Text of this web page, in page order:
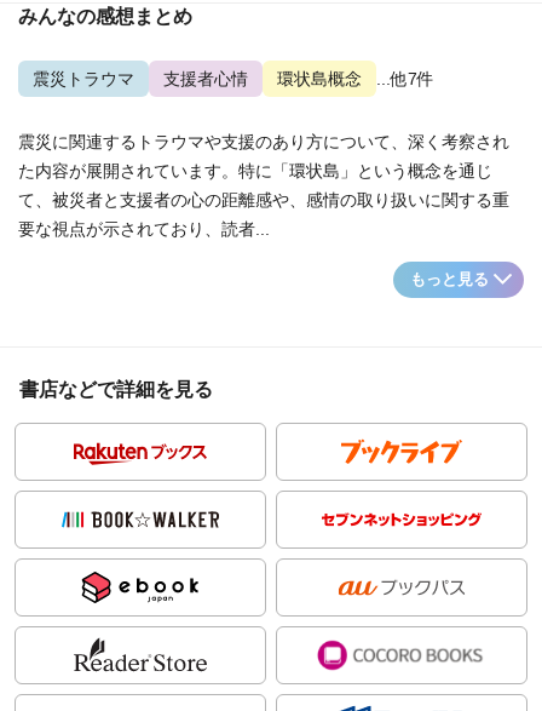
みんなの感想まとめ
震災トラウマ 支援者心情 環状島概念 ...他7件
震災に関連するトラウマや支援のあり方について、深く考察され
た内容が展開されています。特に「環状島」という概念を通じ
て、被災者と支援者の心の距離感や、感情の取り扱いに関する重
要な視点が示されており、読者...
もっと見る
書店などで詳細を見る